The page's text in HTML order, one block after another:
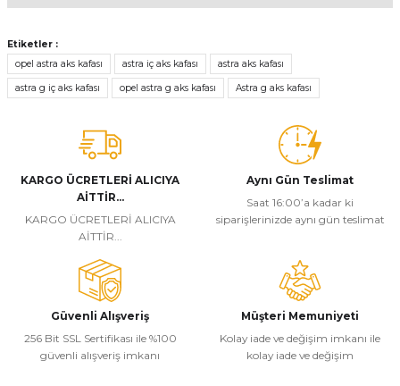
konularda yetersiz gördüğünüz noktaları öneri formunu kullanarak
tarafımıza iletebilirsiniz.
Görüş ve önerileriniz için teşekkür ederiz.
Ürün resmi kalitesiz, bozuk veya görüntülenemiyor.
Ürün açıklamasında eksik bilgiler bulunuyor.
Ürün bilgilerinde hatalar bulunuyor.
Ürün fiyatı diğer sitelerden daha pahalı.
Bu ürüne benzer farklı alternatifler olmalı.
Etiketler :
opel astra aks kafası
astra iç aks kafası astra aks kafası
astra g iç aks kafası opel astra g aks kafası Astra g aks kafası
KARGO ÜCRETLERİ ALICIYA
AİTTİR...
KARGO ÜCRETLERİ ALICIYA
AİTTİR...
Aynı Gün Teslimat
Saat 16:00’a kadar ki
siparişlerinizde aynı gün teslimat
Güvenli Alışveriş
256 Bit SSL Sertifikası ile %100
güvenli alışveriş imkanı
Müşteri Memuniyeti
Kolay iade ve değişim imkanı ile
kolay iade ve değişim